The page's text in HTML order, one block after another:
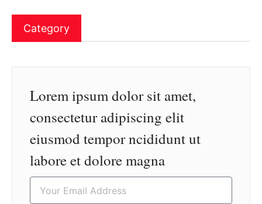
Category
Lorem ipsum dolor sit amet,
consectetur adipiscing elit
eiusmod tempor ncididunt ut
labore et dolore magna